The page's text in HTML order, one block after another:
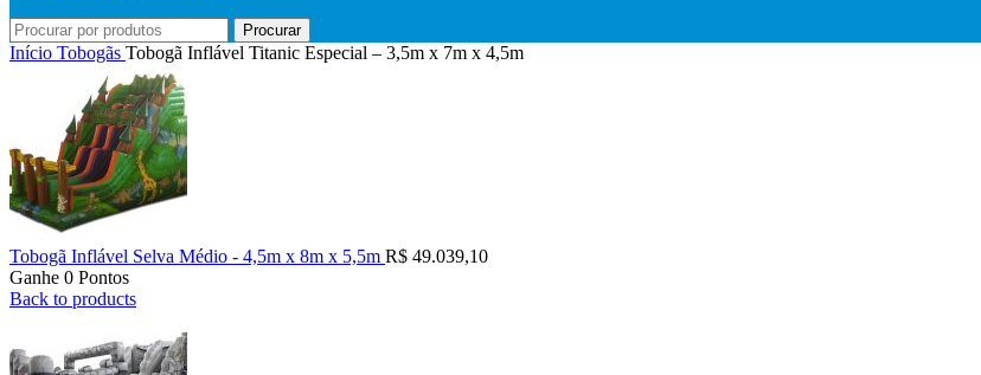
Procurar
Início Tobogãs Tobogã Inflável Titanic Especial – 3,5m x 7m x 4,5m
Tobogã Inflável Selva Médio - 4,5m x 8m x 5,5m R$ 49.039,10
Ganhe 0 Pontos
Back to products